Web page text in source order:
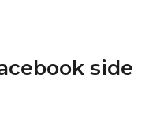
side